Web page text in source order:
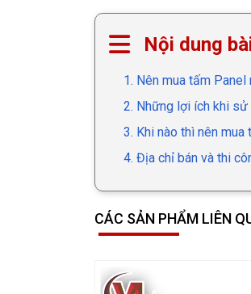
Nội dung
1. Nên mua tấm
2. Những lợi ích khi
3. Khi nào thì nên
4. Địa chỉ bán và thi
CÁC SẢN PHẨM LIÊN